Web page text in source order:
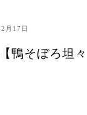
月17日
鴨そぼろ坦々